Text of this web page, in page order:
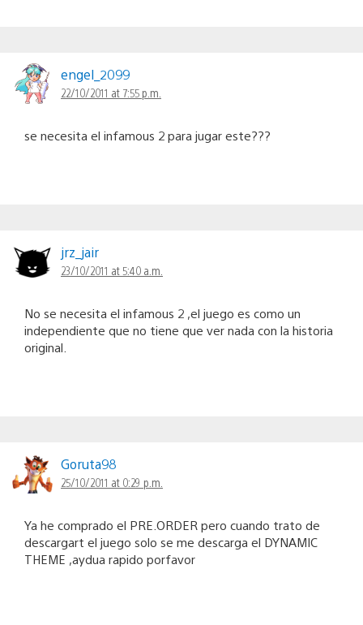
engel_2099
22/10/2011 at 7:55 p.m.
se necesita el infamous 2 para jugar este???
jrz_jair
23/10/2011 at 5:40 a.m.
No se necesita el infamous 2 ,el juego es como un
independiente que no tiene que ver nada con la historia
original.
Goruta98
25/10/2011 at 0:29 p.m.
Ya he comprado el PRE.ORDER pero cuando trato de
descargart el juego solo se me descarga el DYNAMIC
THEME ,aydua rapido porfavor